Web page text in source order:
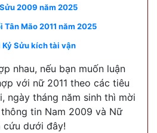
2009 năm 2025
Tân Mão 2011 năm 2025
Kỷ Sửu kích tài vận
nhau, nếu bạn muốn luận
với nữ 2011 theo các tiêu
ngày tháng năm sinh thì mời
tin Nam 2009 và Nữ
cứu dưới đây!